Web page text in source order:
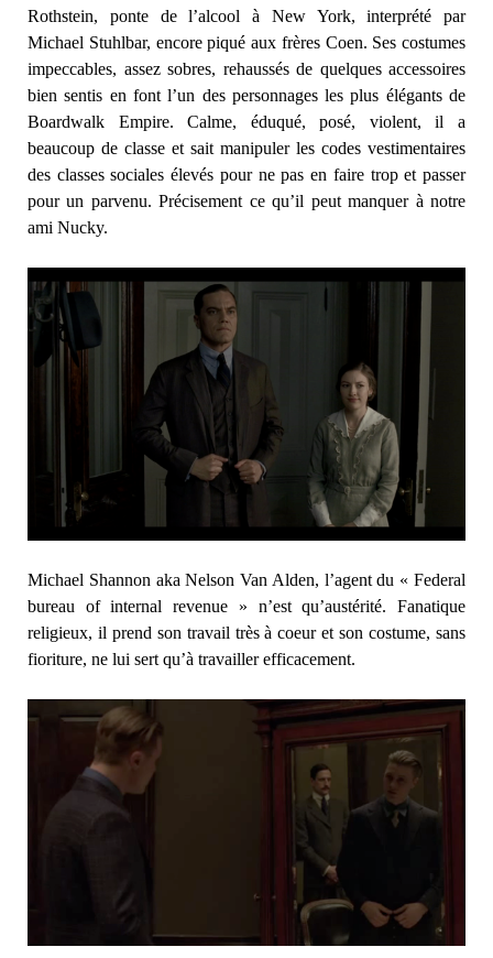
Rothstein, ponte de l’alcool à New York, interprété par
Michael Stuhlbar, encore piqué aux frères Coen. Ses costumes
impeccables, assez sobres, rehaussés de quelques accessoires
bien sentis en font l’un des personnages les plus élégants de
Boardwalk Empire. Calme, éduqué, posé, violent, il a
beaucoup de classe et sait manipuler les codes vestimentaires
des classes sociales élevés pour ne pas en faire trop et passer
pour un parvenu. Précisement ce qu’il peut manquer à notre
ami Nucky.
Michael Shannon aka Nelson Van Alden, l’agent du « Federal
bureau of internal revenue » n’est qu’austérité. Fanatique
religieux, il prend son travail très à coeur et son costume, sans
fioriture, ne lui sert qu’à travailler efficacement.